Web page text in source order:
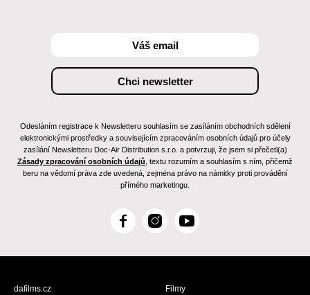
Odesláním registrace k Newsletteru souhlasím se zasíláním obchodních sdělení
elektronickými prostředky a souvisejícím zpracováním osobních údajů pro účely
zasílání Newsletteru Doc-Air Distribution s.r.o. a potvrzuji, že jsem si přečetl(a)
Zásady zpracování osobních údajů , textu rozumím a souhlasím s ním, přičemž
beru na vědomí práva zde uvedená, zejména právo na námitky proti provádění
přímého marketingu.
F
c
I
s
Y
u
dafilms.cz
Filmy